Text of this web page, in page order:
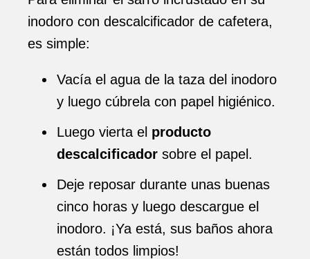
inodoro con descalcificador de cafetera,
es simple:
Vacía el agua de la taza del inodoro
y luego cúbrela con papel higiénico.
Luego vierta el producto
descalcificador sobre el papel.
Deje reposar durante unas buenas
cinco horas y luego descargue el
inodoro. ¡Ya está, sus baños ahora
están todos limpios!